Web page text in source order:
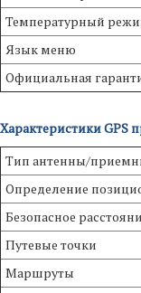
Температурный
Язык меню
Официальная
Характеристики GPS
Тип антенны/
Определение
Безопасное
Путевые точки
Маршруты